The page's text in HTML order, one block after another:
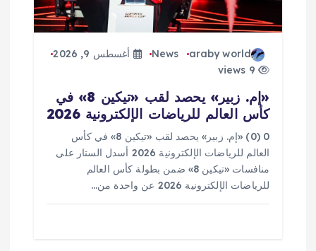
araby world
News
أغسطس 9, 2026
9 views
«إم. زبير» يحصد لقب «تيكين 8» في
كأس العالم للرياضات الإلكترونية 2026
0 (0) «إم. زبير» يحصد لقب «تيكين 8» في كأس
العالم للرياضات الإلكترونية 2026 أسدل الستار على
منافسات «تيكين 8» ضمن بطولة كأس العالم
للرياضات الإلكترونية 2026 عن واحدة من…